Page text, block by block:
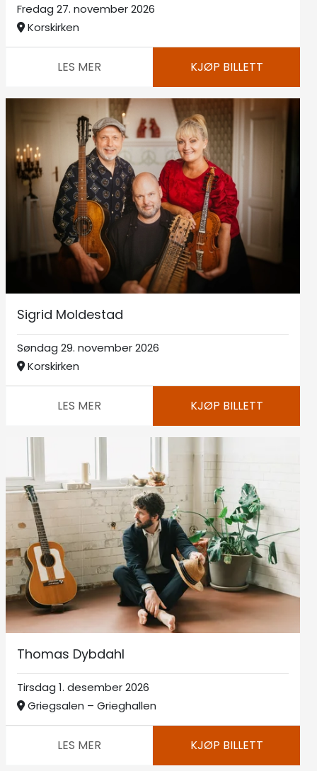
Fredag 27. november 2026
Korskirken
LES MER KJØP BILLETT
Sigrid Moldestad
Søndag 29. november 2026
Korskirken
LES MER KJØP BILLETT
Thomas Dybdahl
Tirsdag 1. desember 2026
Griegsalen – Grieghallen
LES MER KJØP BILLETT